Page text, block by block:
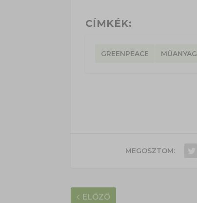
CÍMKÉK:
GREENPEACE MŰANYAG
MEGOSZTOM:
ELŐZŐ